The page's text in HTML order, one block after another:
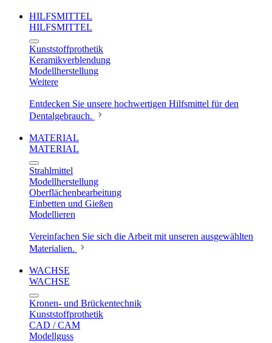
HILFSMITTEL
HILFSMITTEL
Kunststoffprothetik
Keramikverblendung
Modellherstellung
Weitere
Entdecken Sie unsere hochwertigen Hilfsmittel für den
Dentalgebrauch.
MATERIAL
MATERIAL
Strahlmittel
Modellherstellung
Oberflächenbearbeitung
Einbetten und Gießen
Modellieren
Vereinfachen Sie sich die Arbeit mit unseren ausgewählten
Materialien.
WACHSE
WACHSE
Kronen- und Brückentechnik
Kunststoffprothetik
CAD / CAM
Modellguss